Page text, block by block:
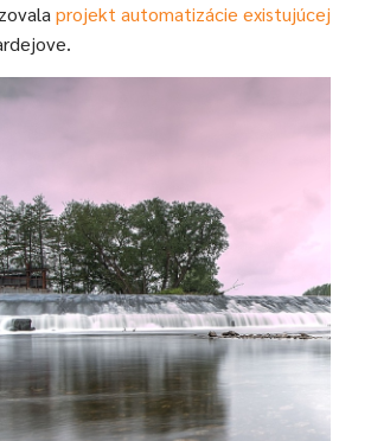
projekt automatizácie existujúcej